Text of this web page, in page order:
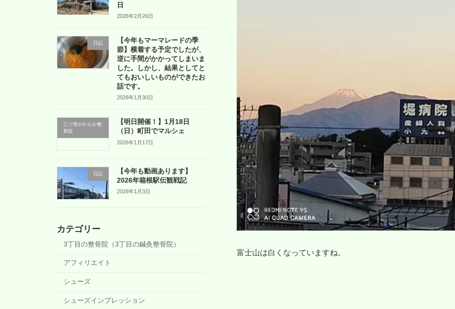
富士山は白くなっていますね。
日
2026年2月26日
日記
【今年もマーマレードの季
節】横着する予定でしたが、
逆に手間がかかってしまいま
した。しかし、結果としてと
てもおいしいものができたお
話です。
2026年1月30日
三ツ境やわらか整
骨院
【明日開催！】1月18日
（日）町田でマルシェ
2026年1月17日
日記
【今年も動画あります】
2026年箱根駅伝観戦記
2026年1月3日
カテゴリー
3丁目の整骨院（3丁目の鍼灸整骨院）
アフィリエイト
シューズ
シューズインプレッション